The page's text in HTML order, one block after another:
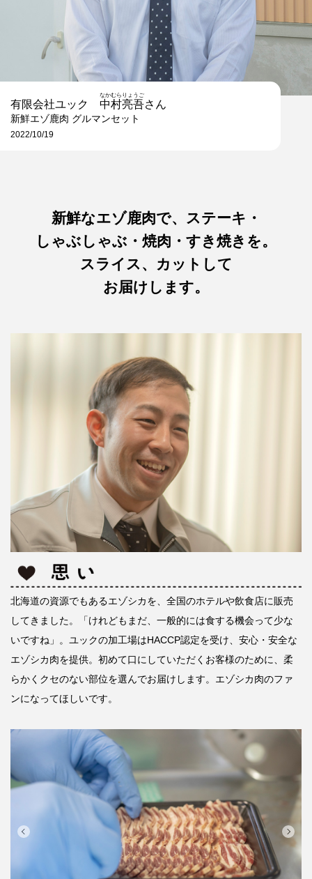
有限会社ユック 中村亮吾
なかむらりょうご
さん
新鮮エゾ鹿肉 グルマンセット
2022/10/19
新鮮なエゾ鹿肉で、ステーキ・
しゃぶしゃぶ・焼肉・すき焼きを。
スライス、カットして
お届けします。
北海道の資源でもあるエゾシカを、全国のホテルや飲食店に販売
してきました。「けれどもまだ、一般的には食する機会って少な
いですね」。ユックの加工場はHACCP認定を受け、安心・安全な
エゾシカ肉を提供。初めて口にしていただくお客様のために、柔
らかくクセのない部位を選んでお届けします。エゾシカ肉のファ
ンになってほしいです。